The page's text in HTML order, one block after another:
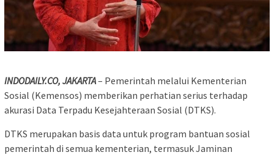
INDODAILY.CO, JAKARTA– Pemerintah melalui Kementerian
Sosial (Kemensos) memberikan perhatian serius terhadap
akurasi Data Terpadu Kesejahteraan Sosial (DTKS).
DTKS merupakan basis data untuk program bantuan sosial
pemerintah di semua kementerian, termasuk Jaminan